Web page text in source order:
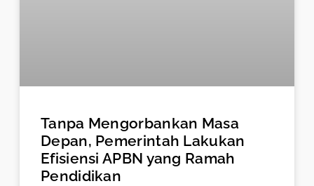
Tanpa Mengorbankan Masa
Depan, Pemerintah Lakukan
Efisiensi APBN yang Ramah
Pendidikan